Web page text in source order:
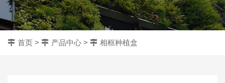
首页 > 产品中心 > 相框种植盒